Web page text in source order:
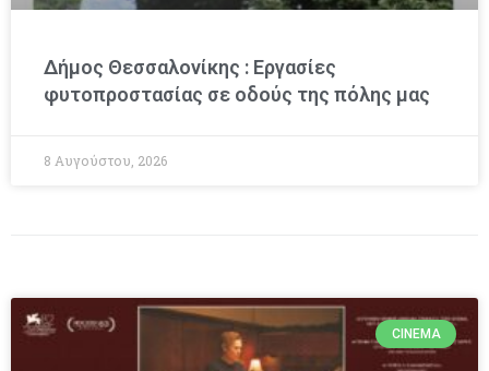
Δήμος Θεσσαλονίκης : Εργασίες
φυτοπροστασίας σε οδούς της πόλης μας
8 Αυγούστου, 2026
CINEMA